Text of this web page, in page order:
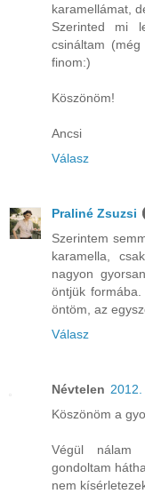
karamellámat,
Szerinted mi
csináltam
finom:)
Köszönöm!
Ancsi
Válasz
Praliné Zsuzsi
Szerintem
karamella,
nagyon
öntjük
öntöm, az
Válasz
Névtelen
Köszönöm a
Végül nálam
gondoltam
nem